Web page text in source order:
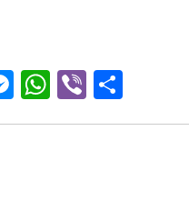
Messenger
WhatsApp
Viber